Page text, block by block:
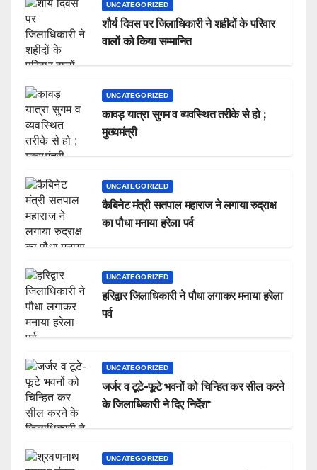
UNCATEGORIZED
शौर्य दिवस पर जिलाधिकारी ने शहीदों के परिवार
वालों को किया सम्मानित
UNCATEGORIZED
कावड़ यात्रा सुगम व व्यवस्थित तरीके से हो ;
मुख्यमंत्री
UNCATEGORIZED
कैबिनेट मंत्री सतपाल महाराज ने लगाया रुद्राक्ष
का पौधा मनाया हरेला पर्व
UNCATEGORIZED
हरिद्वार जिलाधिकारी ने पौधा लगाकर मनाया हरेला
पर्व
UNCATEGORIZED
जर्जर व टूटे-फूटे भवनों को चिन्हित कर सील करने
के जिलाधिकारी ने दिए निर्देश*
UNCATEGORIZED